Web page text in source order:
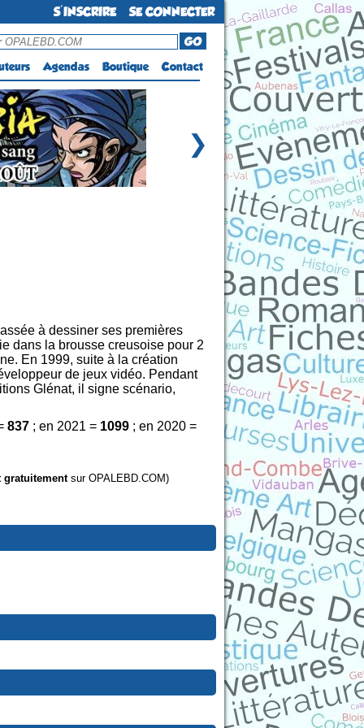
S'INSCRIRE SE CONNECTER
GO
Agendas Boutique Contact
❯
à dessiner ses premières
dans la brousse creusoise pour 2
En 1999, suite à la création
de jeux vidéo. Pendant
Glénat, il signe scénario,
837 ; en 2021 = 1099 ; en 2020 =
sur OPALEBD.COM)